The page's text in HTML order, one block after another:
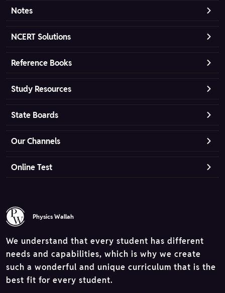
Notes
NCERT Solutions
Reference Books
Study Resources
State Boards
Our Channels
Online Test
Physics Wallah
We understand that every student has different
needs and capabilities, which is why we create
such a wonderful and unique curriculum that is the
best fit for every student.